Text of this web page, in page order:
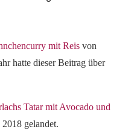
mit Reis von
hatte dieser Beitrag über
Tatar mit Avocado und
gelandet.